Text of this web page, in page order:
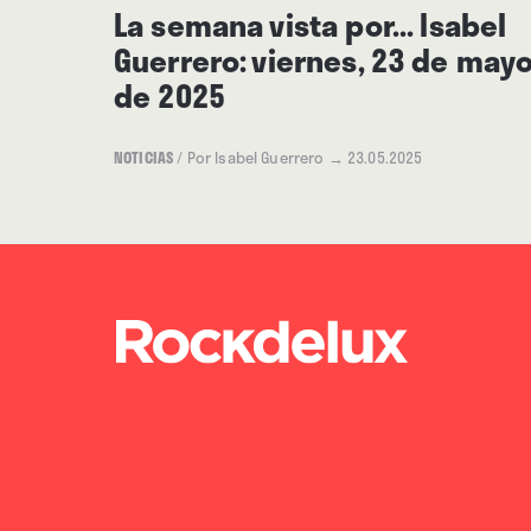
La semana vista por... Isabel
Guerrero: viernes, 23 de
de 2025
NOTICIAS/ Por Isabel Guerrero → 23.05.2025